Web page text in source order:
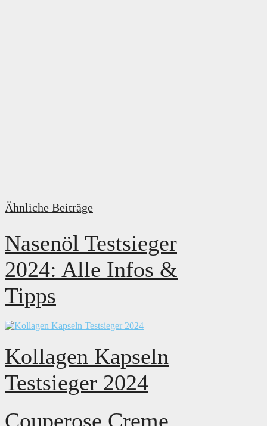
Ähnliche Beiträge
Nasenöl Testsieger
2024: Alle Infos &
Tipps
Kollagen Kapseln
Testsieger 2024
Couperose Creme